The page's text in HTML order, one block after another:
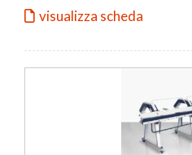
visualizza scheda